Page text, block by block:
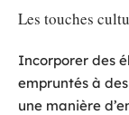
Les touches
Incorporer des
empruntés à
une manière